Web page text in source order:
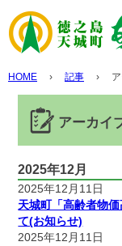
HOME › 記事 ›
アーカイ
2025年12月
2025年12月11日
天城町「高齢者物
て(お知らせ)
2025年12月11日